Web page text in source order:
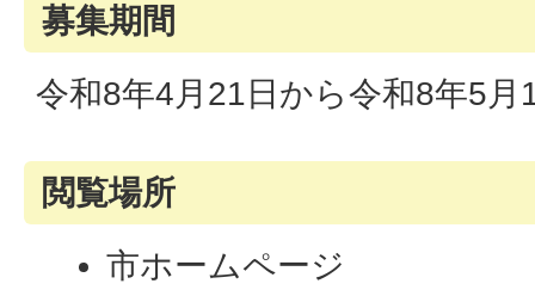
募集期間
令和8年4月21日から令和8年5月
閲覧場所
市ホームページ